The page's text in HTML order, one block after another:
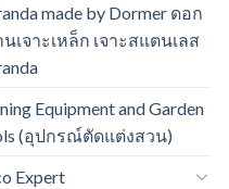
made by Dormer ดอก
เจาะเหล็ก เจาะสแตนเลส
Equipment and Garden
(อุปกรณ์ตัดแต่งสวน)
Expert